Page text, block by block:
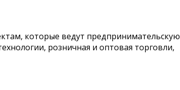
которые ведут предпринимательскую
розничная и оптовая торговли,